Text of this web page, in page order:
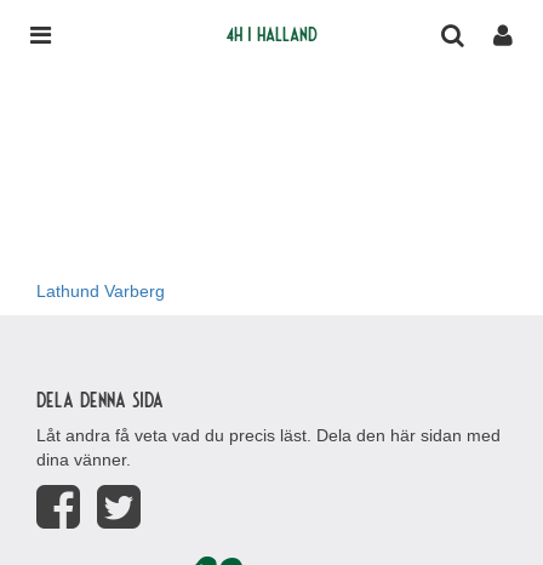
4H i Halland
Lathund Varberg
Dela denna sida
Låt andra få veta vad du precis läst. Dela den här sidan med
dina vänner.